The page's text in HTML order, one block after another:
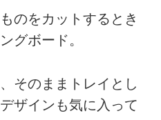
のをカットするとき
グボード。
そのままトレイとし
ザインも気に入って